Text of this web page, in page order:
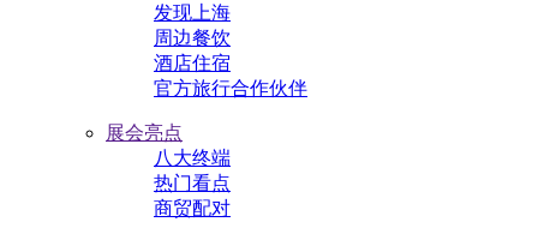
发现上海
周边餐饮
酒店住宿
官方旅行合作伙伴
展会亮点
八大终端
热门看点
商贸配对